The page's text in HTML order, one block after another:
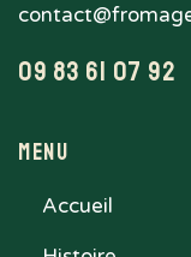
09 83 61 07 92
Menu
Accueil